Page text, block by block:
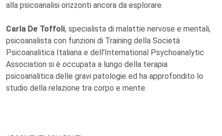
alla psicoanalisi orizzonti ancora da esplorare.
Carla De Toffoli, specialista di malattie nervose e mentali,
psicoanalista con funzioni di Training della Società
Psicoanalitica Italiana e dell'International Psychoanalytic
Association si è occupata a lungo della terapia
psicoanalitica delle gravi patologie ed ha approfondito lo
studio della relazione tra corpo e mente.